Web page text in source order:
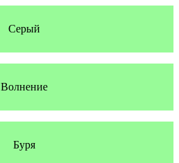
Серый
Волнение
Буря